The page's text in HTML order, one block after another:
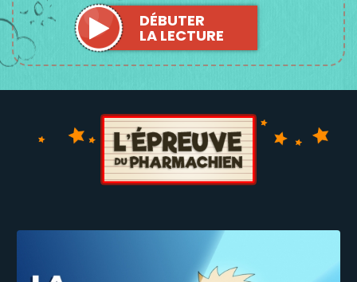
DÉBUTER
LA LECTURE